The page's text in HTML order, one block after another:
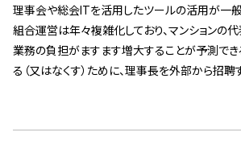
理事会や総会ITを活用したツールの活用が一般
組合運営は年々複雑化しており、マンションの
業務の負担がますます増大することが予測でき
る（又はなくす）ために、理事長を外部から招聘